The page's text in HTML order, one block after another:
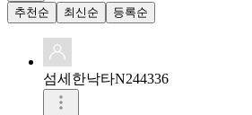
추천순
최신순 등록순
섬세한낙타N244336